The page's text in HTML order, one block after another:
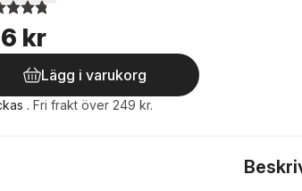
kr
Lägg i varukorg
. Fri frakt över 249 kr.